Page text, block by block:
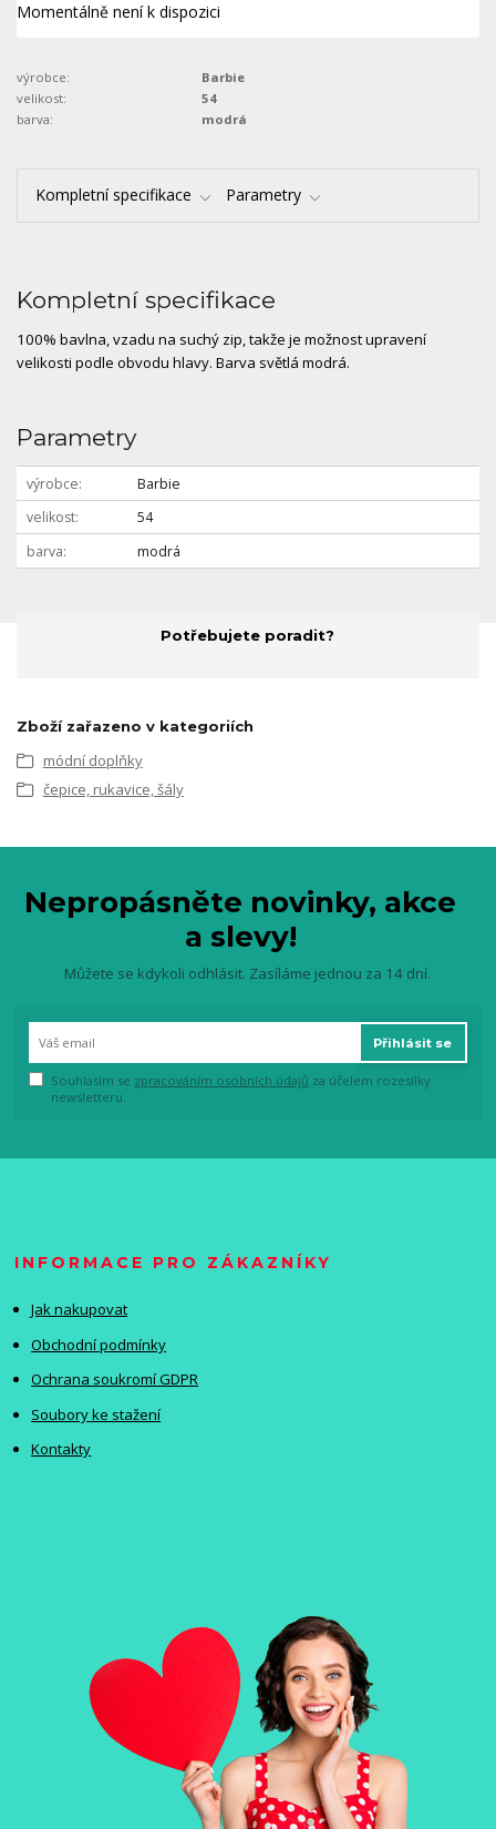
Momentálně není k dispozici
výrobce:
Barbie
velikost:
54
barva:
modrá
Kompletní specifikace Parametry
Kompletní specifikace
100% bavlna, vzadu na suchý zip, takže je možnost upravení
velikosti podle obvodu hlavy. Barva světlá modrá.
Parametry
výrobce
Barbie
velikost
54
barva
modrá
Potřebujete poradit?
Zboží zařazeno v kategoriích
módní doplňky
čepice, rukavice, šály
Nepropásněte novinky, akce
a slevy!
Můžete se kdykoli odhlásit. Zasíláme jednou za 14 dní.
Přihlásit se
Souhlasím se zpracováním osobních údajů za účelem rozesílky
newsletteru.
INFORMACE PRO ZÁKAZNÍKY
Jak nakupovat
Obchodní podmínky
Ochrana soukromí GDPR
Soubory ke stažení
Kontakty